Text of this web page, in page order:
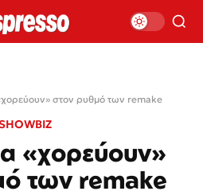
στον ρυθμό των remake
SHOWBIZ
«χορεύουν»
των remake